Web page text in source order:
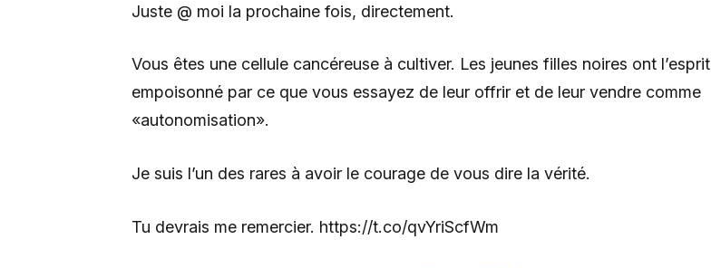
Juste @ moi la prochaine fois, directement.
Vous êtes une cellule cancéreuse à cultiver. Les jeunes filles noires ont l’esprit
empoisonné par ce que vous essayez de leur offrir et de leur vendre comme
«autonomisation».
Je suis l’un des rares à avoir le courage de vous dire la vérité.
Tu devrais me remercier. https://t.co/qvYriScfWm